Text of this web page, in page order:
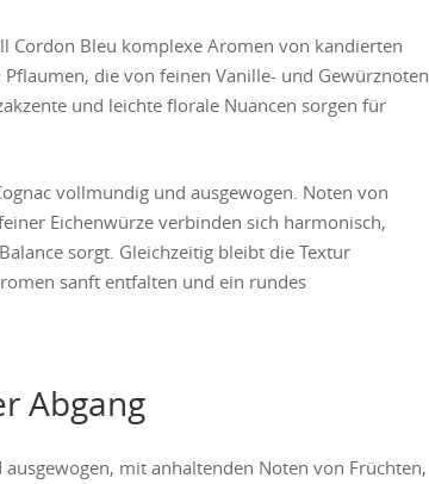
Cordon Bleu komplexe Aromen von kandierten
die von feinen Vanille- und Gewürznoten
und leichte florale Nuancen sorgen für
vollmundig und ausgewogen. Noten von
Eichenwürze verbinden sich harmonisch,
sorgt. Gleichzeitig bleibt die Textur
sanft entfalten und ein rundes
Abgang
mit anhaltenden Noten von Früchten,